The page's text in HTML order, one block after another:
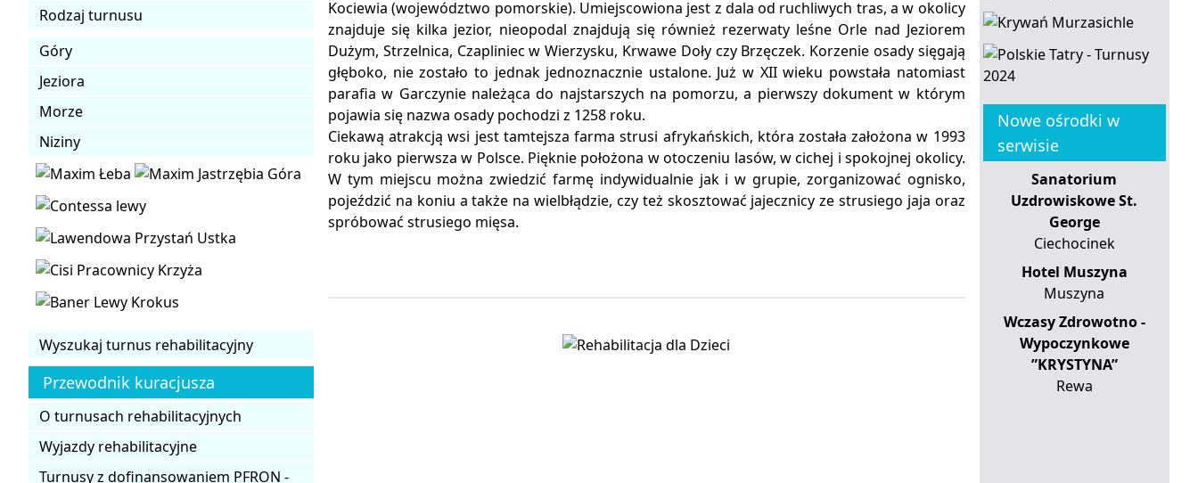
Rodzaj turnusu
Góry
Jeziora
Morze
Niziny
Wyszukaj turnus rehabilitacyjny
Przewodnik kuracjusza
O turnusach rehabilitacyjnych
Wyjazdy rehabilitacyjne
Turnusy z dofinansowaniem PFRON -
Kociewia (województwo pomorskie). Umiejscowiona jest z dala od ruchliwych tras, a w okolicy
znajduje się kilka jezior, nieopodal znajdują się również rezerwaty leśne Orle nad Jeziorem
Dużym, Strzelnica, Czapliniec w Wierzysku, Krwawe Doły czy Brzęczek. Korzenie osady sięgają
głęboko, nie zostało to jednak jednoznacznie ustalone. Już w XII wieku powstała natomiast
parafia w Garczynie należąca do najstarszych na pomorzu, a pierwszy dokument w którym
pojawia się nazwa osady pochodzi z 1258 roku.
Ciekawą atrakcją wsi jest tamtejsza farma strusi afrykańskich, która została założona w 1993
roku jako pierwsza w Polsce. Pięknie położona w otoczeniu lasów, w cichej i spokojnej okolicy.
W tym miejscu można zwiedzić farmę indywidualnie jak i w grupie, zorganizować ognisko,
pojeździć na koniu a także na wielbłądzie, czy też skosztować jajecznicy ze strusiego jaja oraz
spróbować strusiego mięsa.
Nowe ośrodki w
serwisie
Sanatorium
Uzdrowiskowe St.
George
Ciechocinek
Hotel Muszyna
Muszyna
Wczasy Zdrowotno -
Wypoczynkowe
”KRYSTYNA”
Rewa